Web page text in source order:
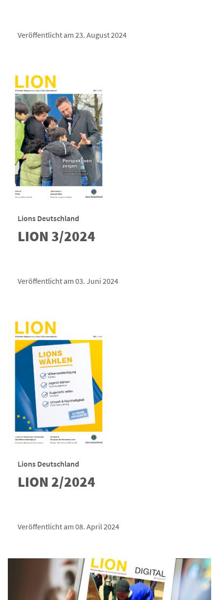
Veröffentlicht am 23. August 2024
Lions Deutschland
LION 3/2024
Veröffentlicht am 03. Juni 2024
Lions Deutschland
LION 2/2024
Veröffentlicht am 08. April 2024